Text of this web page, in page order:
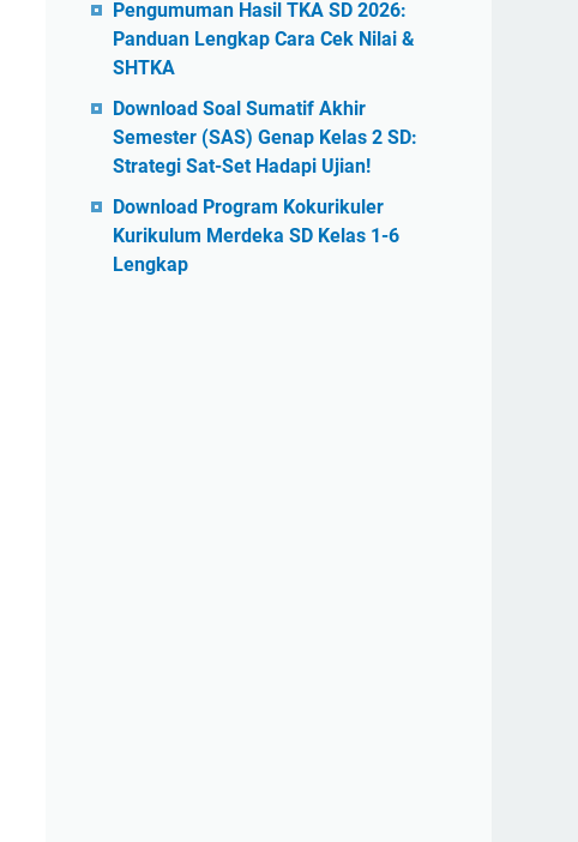
Pengumuman Hasil TKA SD 2026:
Panduan Lengkap Cara Cek Nilai &
SHTKA
Download Soal Sumatif Akhir
Semester (SAS) Genap Kelas 2 SD:
Strategi Sat-Set Hadapi Ujian!
Download Program Kokurikuler
Kurikulum Merdeka SD Kelas 1-6
Lengkap